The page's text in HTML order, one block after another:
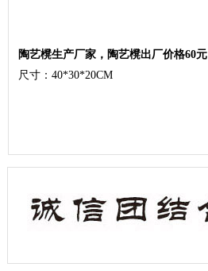
陶艺櫈生产厂家，陶艺櫈出厂价格60元
尺寸：40*30*20CM